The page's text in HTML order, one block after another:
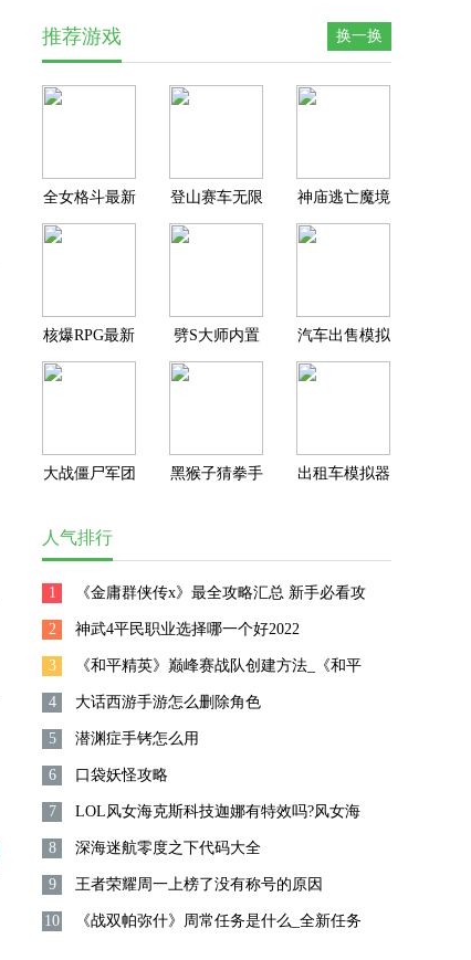
推荐游戏 换一换
全女格斗最新
版
登山赛车无限
金币钻石下载
神庙逃亡魔境
仙踪
核爆RPG最新
版
劈S大师内置
MOD菜单
汽车出售模拟
器下载
大战僵尸军团
黑猴子猜拳手
出租车模拟器
人气排行
1 《金庸群侠传x》最全攻略汇总 新手必看攻
略
2 神武4平民职业选择哪一个好2022
3 《和平精英》巅峰赛战队创建方法_《和平
精英》怎么创建战队
4 大话西游手游怎么删除角色
5 潜渊症手铐怎么用
6 口袋妖怪攻略
7 LOL风女海克斯科技迦娜有特效吗?风女海
克斯科技迦娜皮肤怎么样?
8 深海迷航零度之下代码大全
9 王者荣耀周一上榜了没有称号的原因
10 《战双帕弥什》周常任务是什么_全新任务